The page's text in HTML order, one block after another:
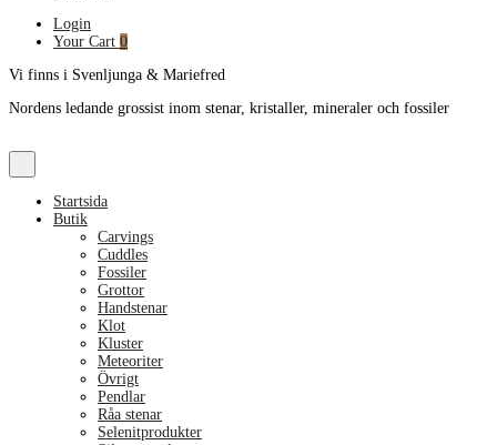
Login
Your Cart 0
Vi finns i Svenljunga & Mariefred
Nordens ledande grossist inom stenar, kristaller, mineraler och fossiler
Startsida
Butik
Carvings
Cuddles
Fossiler
Grottor
Handstenar
Klot
Kluster
Meteoriter
Övrigt
Pendlar
Råa stenar
Selenitprodukter